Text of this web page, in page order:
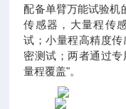
配备单臂万能试验机
传感器，大量程传
试；小量程高精度
密测试；两者通过
量程覆盖"。